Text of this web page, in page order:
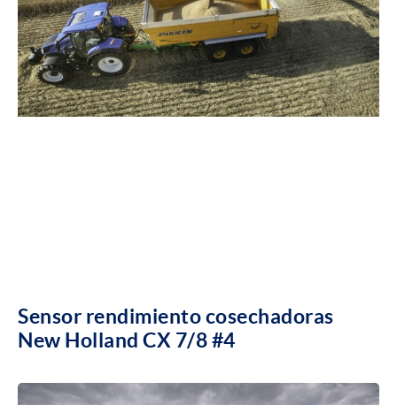
Sensor rendimiento cosechadoras
New Holland CX 7/8 #4